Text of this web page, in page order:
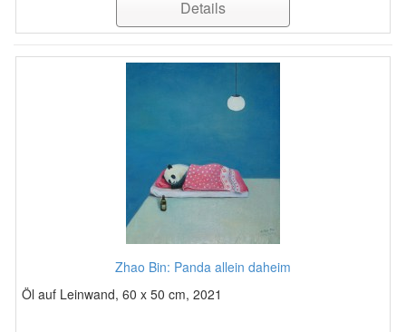
Details
Zhao Bin: Panda allein daheim
Öl auf Leinwand, 60 x 50 cm, 2021